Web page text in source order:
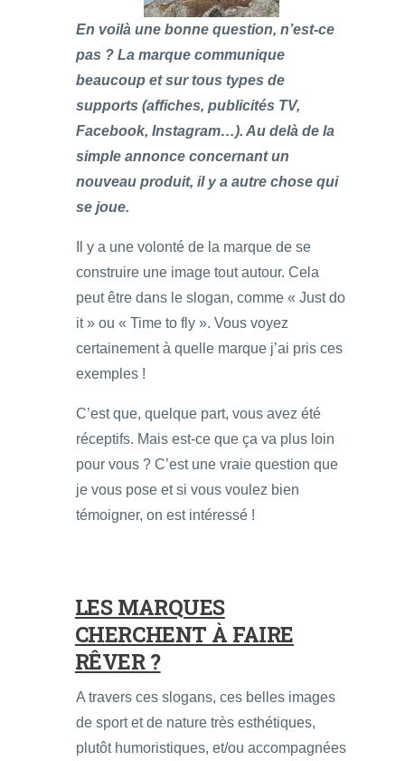
En voilà une bonne question, n’est-ce
pas ? La marque communique
beaucoup et sur tous types de
supports (affiches, publicités TV,
Facebook, Instagram…). Au delà de la
simple annonce concernant un
nouveau produit, il y a autre chose qui
se joue.
Il y a une volonté de la marque de se
construire une image tout autour. Cela
peut être dans le slogan, comme « Just do
it » ou « Time to fly ». Vous voyez
certainement à quelle marque j’ai pris ces
exemples !
C’est que, quelque part, vous avez été
réceptifs. Mais est-ce que ça va plus loin
pour vous ? C’est une vraie question que
je vous pose et si vous voulez bien
témoigner, on est intéressé !
LES MARQUES
CHERCHENT À FAIRE
RÊVER ?
A travers ces slogans, ces belles images
de sport et de nature très esthétiques,
plutôt humoristiques, et/ou accompagnées